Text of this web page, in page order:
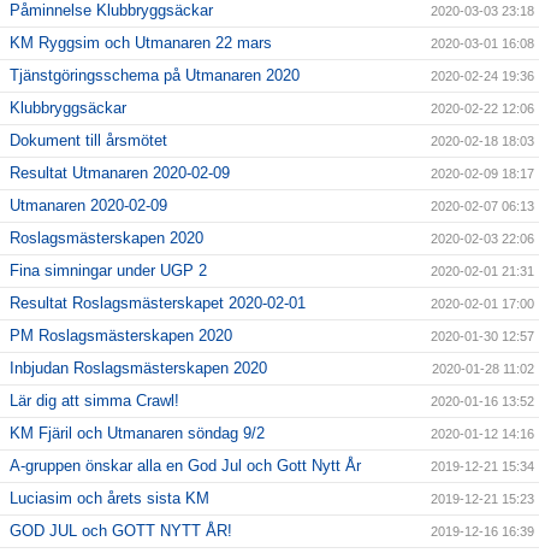
Påminnelse Klubbryggsäckar 2020-03-03 23:18
KM Ryggsim och Utmanaren 22 mars 2020-03-01 16:08
Tjänstgöringsschema på Utmanaren 2020 2020-02-24 19:36
Klubbryggsäckar 2020-02-22 12:06
Dokument till årsmötet 2020-02-18 18:03
Resultat Utmanaren 2020-02-09 2020-02-09 18:17
Utmanaren 2020-02-09 2020-02-07 06:13
Roslagsmästerskapen 2020 2020-02-03 22:06
Fina simningar under UGP 2 2020-02-01 21:31
Resultat Roslagsmästerskapet 2020-02-01 2020-02-01 17:00
PM Roslagsmästerskapen 2020 2020-01-30 12:57
Inbjudan Roslagsmästerskapen 2020 2020-01-28 11:02
Lär dig att simma Crawl! 2020-01-16 13:52
KM Fjäril och Utmanaren söndag 9/2 2020-01-12 14:16
A-gruppen önskar alla en God Jul och Gott Nytt År 2019-12-21 15:34
Luciasim och årets sista KM 2019-12-21 15:23
GOD JUL och GOTT NYTT ÅR! 2019-12-16 16:39